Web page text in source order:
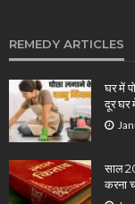
REMEDY ARTICLES
घर में
दूर घर
साल
करना